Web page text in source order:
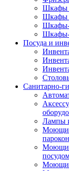
Шкафы
Шкафы
Шкафы-
Шкафы-
Посуда и
Санитарно-
Лампы
Моющие
Моющие